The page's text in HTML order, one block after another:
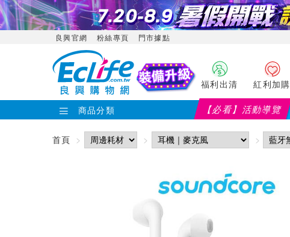
良興官網 粉絲專頁 門市據點
福利出清 紅利加購
商品分類 【必看】活動導覽
首頁